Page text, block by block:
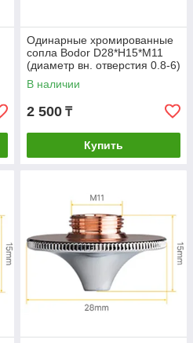
Одинарные хромированные
сопла Bodor D28*H15*М11
(диаметр вн. отверстия 0.8-6)
В наличии
2 500 ₸
Купить